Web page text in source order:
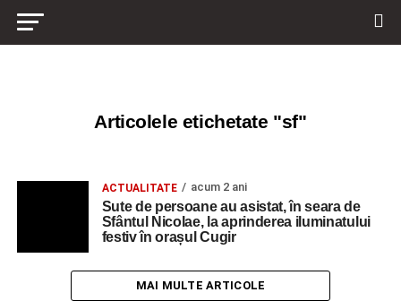
Articolele etichetate "sf"
ACTUALITATE acum 2 ani
Sute de persoane au asistat, în seara de
Sfântul Nicolae, la aprinderea iluminatului
festiv în orașul Cugir
MAI MULTE ARTICOLE